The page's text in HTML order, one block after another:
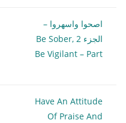
اصحوا واسهروا –
الجزء 2 Be Sober,
Be Vigilant – Part
Have An Attitude
Of Praise And